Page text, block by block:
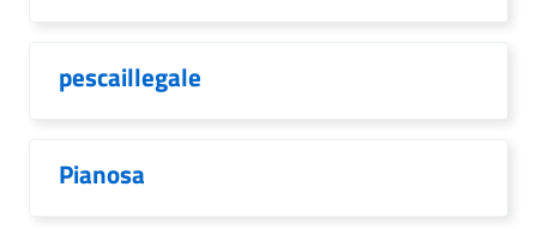
pescaillegale
Pianosa